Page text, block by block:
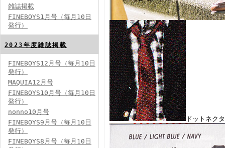
FINEBOYS2024年2月号
2024分バックナンバー
2023分バックナンバー
2022年分バックナンバー
2019年分バックナンバー
雑誌掲載
FINEBOYS1月号（毎月10日
発行）
2023年度雑誌掲載
FINEBOYS12月号（毎月10日
発行）
MAQUIA12月号
FINEBOYS10月号（毎月10日
発行）
nonno10月号
FINEBOYS9月号（毎月10日
発行）
FINEBOYS8月号（毎月10日
ドットネク